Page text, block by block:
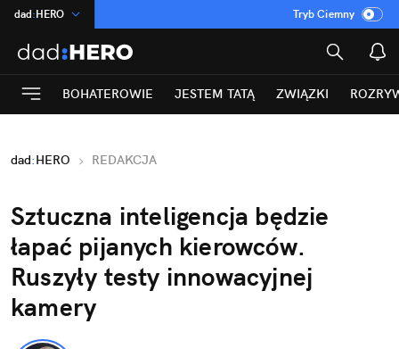
dad:HERO
:Temat
INN:Poland
ASZ:dziennik
Rozrywka
Tryb Ciemny
BOHATEROWIE JESTEM TATĄ ZWIĄZKI
dad:HERO REDAKCJA
Sztuczna inteligencja będzie
łapać pijanych kierowców.
Ruszyły testy innowacyjnej
kamery